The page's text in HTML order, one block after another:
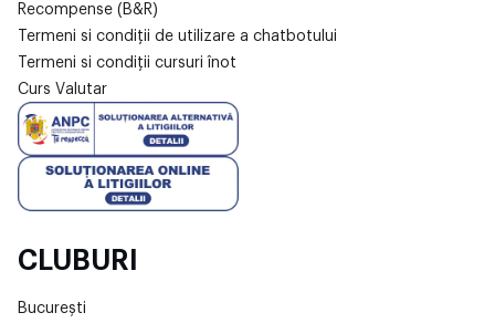
Recompense (B&R)
Termeni si condiții de utilizare a chatbotului
Termeni si condiții cursuri înot
Curs Valutar
CLUBURI
București